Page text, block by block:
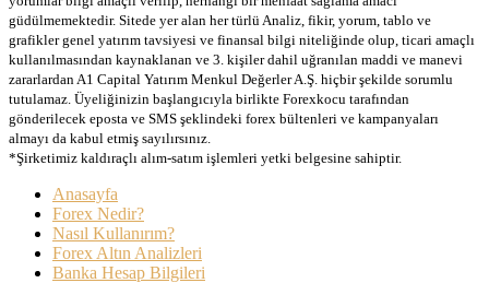
güdülmemektedir. Sitede yer alan her türlü Analiz, fikir, yorum, tablo ve
grafikler genel yatırım tavsiyesi ve finansal bilgi niteliğinde olup, ticari amaçlı
kullanılmasından kaynaklanan ve 3. kişiler dahil uğranılan maddi ve manevi
zararlardan A1 Capital Yatırım Menkul Değerler A.Ş. hiçbir şekilde sorumlu
tutulamaz. Üyeliğinizin başlangıcıyla birlikte Forexkocu tarafından
gönderilecek eposta ve SMS şeklindeki forex bültenleri ve kampanyaları
almayı da kabul etmiş sayılırsınız.
*Şirketimiz kaldıraçlı alım-satım işlemleri yetki belgesine sahiptir.
Anasayfa
Forex Nedir?
Nasıl Kullanırım?
Forex Altın Analizleri
Banka Hesap Bilgileri